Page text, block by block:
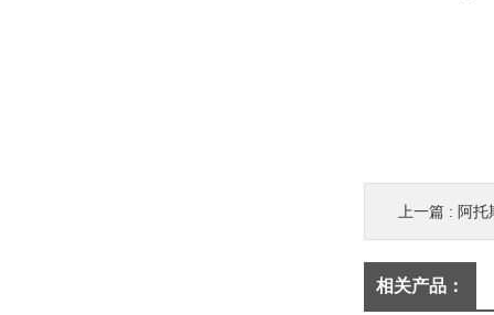
上一篇 : 阿托
相关产品：